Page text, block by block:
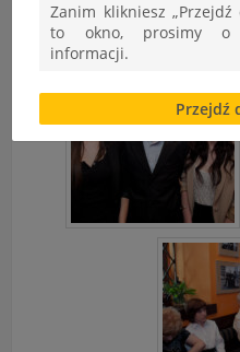
Zanim klikniesz
to okno, prosimy o
informacji.
Brak zgody bądź
cookies lub local
uniemożliwić korzystanie
Informacje dotyczące
przetwarzania danych
czas w sekcji
"Nasza szkoła"
Przejdź